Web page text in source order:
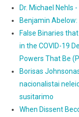
Dr. Michael Nehls
Benjamin
False Binaries
in the COVID-19
Powers That Be
Borisas
nacionalistai
susitarimo
When Dissent